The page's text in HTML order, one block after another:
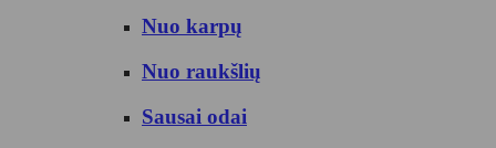
Nuo karpų
Nuo raukšlių
Sausai odai